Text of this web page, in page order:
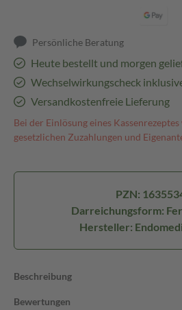
Persönliche Beratung
Heute bestellt und morgen
Wechselwirkungscheck
Versandkostenfreie Lieferung
Bei der Einlösung eines
gesetzlichen Zuzahlungen und
PZN:
Darreichungsform:
Hersteller:
Beschreibung
Bewertungen